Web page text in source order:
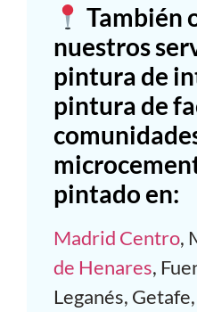
También
nuestros
pintura de
pintura de
pintado en:
Madrid Centro,
de Henares,
Leganés,